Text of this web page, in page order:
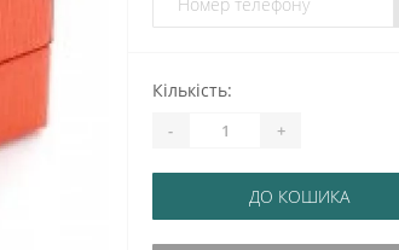
Кількість:
- +
ДО КОШИКА